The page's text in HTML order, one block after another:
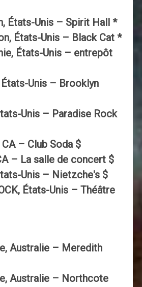
États-Unis – Spirit Hall *
États-Unis – Black Cat *
États-Unis – entrepôt
Unis – Brooklyn
Unis – Paradise Rock
– Club Soda $
– La salle de concert $
Unis – Nietzche's $
États-Unis – Théâtre
Australie – Meredith
Australie – Northcote